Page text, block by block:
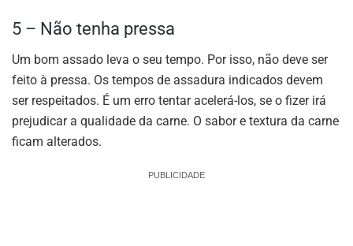
5 – Não tenha pressa
Um bom assado leva o seu tempo. Por isso, não deve ser
feito à pressa. Os tempos de assadura indicados devem
ser respeitados. É um erro tentar acelerá-los, se o fizer irá
prejudicar a qualidade da carne. O sabor e textura da carne
ficam alterados.
PUBLICIDADE